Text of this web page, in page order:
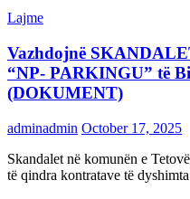
Lajme
Vazhdojnë
“NP- PARKINGU” të
(DOKUMENT)
adminadmin October 17, 2025
Skandalet në komunën e
të qindra kontratave të